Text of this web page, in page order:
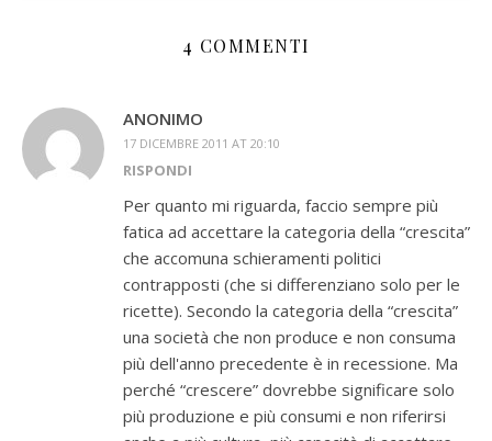
4 COMMENTI
ANONIMO
17 DICEMBRE 2011 AT 20:10
RISPONDI
Per quanto mi riguarda, faccio sempre più
fatica ad accettare la categoria della “crescita”
che accomuna schieramenti politici
contrapposti (che si differenziano solo per le
ricette). Secondo la categoria della “crescita”
una società che non produce e non consuma
più dell'anno precedente è in recessione. Ma
perché “crescere” dovrebbe significare solo
più produzione e più consumi e non riferirsi